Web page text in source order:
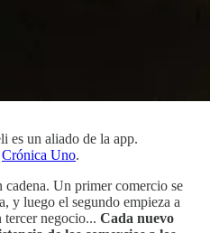
es un aliado de la app.
Crónica Uno.
cadena. Un primer comercio se
y luego el segundo empieza a
tercer negocio... Cada nuevo